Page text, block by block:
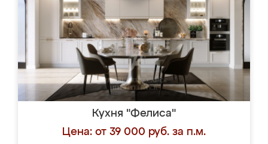
Кухня "Фелиса"
Цена: от 39 000 руб. за п.м.